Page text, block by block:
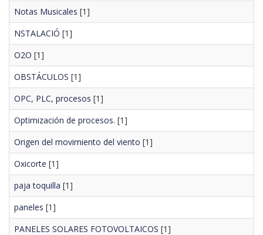
Notas Musicales [1]
NSTALACIÓ [1]
O2O [1]
OBSTÁCULOS [1]
OPC, PLC, procesos [1]
Optimización de procesos. [1]
Origen del movimiento del viento [1]
Oxicorte [1]
paja toquilla [1]
paneles [1]
PANELES SOLARES FOTOVOLTAICOS [1]